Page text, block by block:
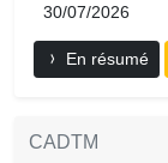
30/07/2026
En résumé
CADTM